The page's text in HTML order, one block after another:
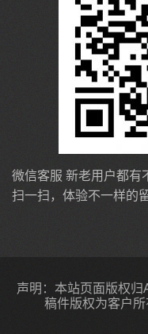
微信客服 新老用户都有
扫一扫，体验不一样的
声明：本站页面版权归
稿件版权为客户所